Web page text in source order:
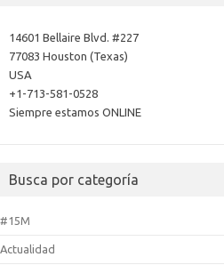
14601 Bellaire Blvd. #227
77083 Houston (Texas)
USA
+1-713-581-0528
Siempre estamos ONLINE
Busca por categoría
#15M
Actualidad